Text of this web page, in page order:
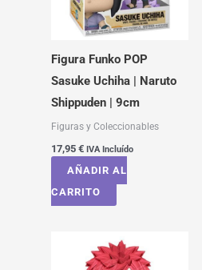
Figura Funko POP
Sasuke Uchiha | Naruto
Shippuden | 9cm
Figuras y Coleccionables
17,95 € IVA Incluído
AÑADIR AL
CARRITO